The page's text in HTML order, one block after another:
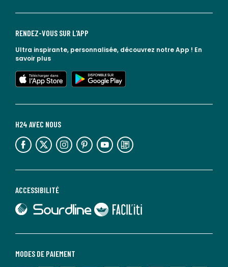
MODES DE PAIEMENT
ACCESSIBILITÉ
lien vers Sourdline
lien vers Faciliti
H24 AVEC NOUS
lien vers l'espace réseaux sociaux lien vers l'espace réseaux sociaux lien vers l'espace réseaux sociaux lien vers l'espace réseaux sociaux lien vers l'espace réseaux sociaux lien vers le blog la redoute
RENDEZ-VOUS SUR L'APP
Ultra inspirante, personnalisée, découvrez notre App ! En
savoir plus
lien vers l'app store
lien vers google play